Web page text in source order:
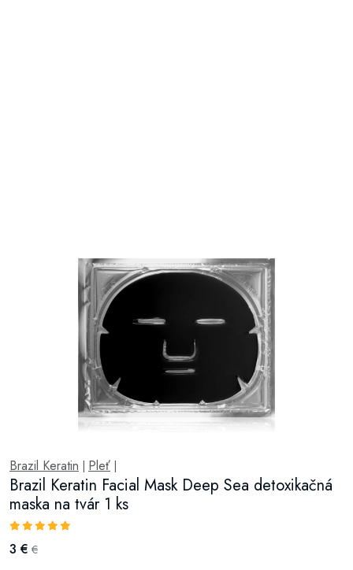
Brazil Keratin Pleť
Brazil Keratin Facial Mask Deep Sea detoxikačná
maska na tvár 1 ks
3 € €